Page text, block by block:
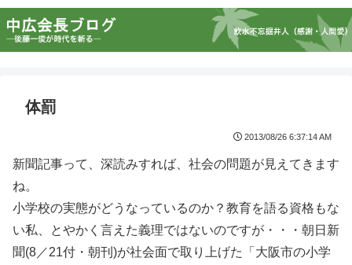
体罰
2013/08/26 6:37:14 AM
新聞記事って、深読みすれば、社会の問題が見えてきます
ね。
小学校の実態がどうなっているのか？教育を語る資格もな
い私、とやかく言えた義理ではないのですが・・・朝日新
聞(8／21付・朝刊)が社会面で取り上げた「大阪市の小学